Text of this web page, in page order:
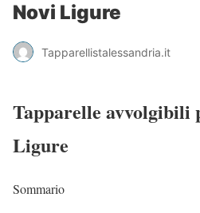
Novi Ligure
Tapparellistalessandria.it
Tapparelle avvolgibili
Ligure
Sommario